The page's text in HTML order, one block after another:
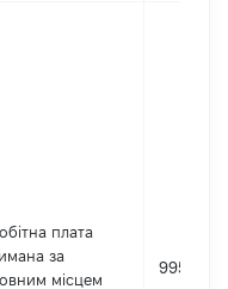
плата
за
місцем
99513